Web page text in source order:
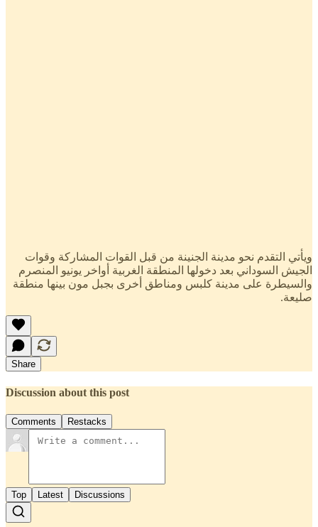
ويأتي التقدم نحو مدينة الجنينة من قبل القوات المشاركة وقوات
الجيش السوداني بعد دخولها المنطقة الغربية أواخر يونيو المنصرم
والسيطرة على مدينة كلبس ومناطق أخرى بجبل مون بينها منطقة
صليعة.
Share
Discussion about this post
Comments Restacks
Top Latest Discussions